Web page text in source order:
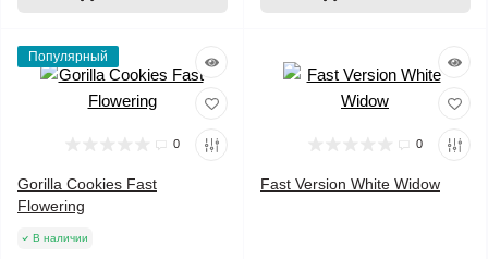
Популярный
0
Gorilla Cookies Fast
Flowering
В наличии
0
Fast Version White Widow